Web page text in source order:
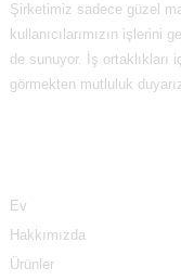
Şirketimiz sadece güzel
kullanıcılarımızın
de sunuyor. İş ortaklıkları
görmekten mutluluk
Ev
Hakkımızda
Ürünler